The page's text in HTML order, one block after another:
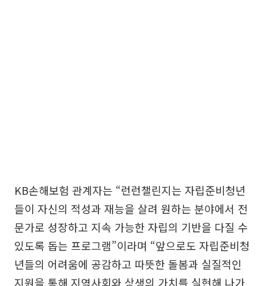
KB손해보험 관계자는 “런런챌린지는 자립준비청년
들이 자신의 적성과 재능을 살려 원하는 분야에서 전
문가로 성장하고 지속 가능한 자립의 기반을 다질 수
있도록 돕는 프로그램”이라며 “앞으로도 자립준비청
년들의 어려움에 공감하고 따뜻한 돌봄과 실질적인
지원을 통해 지역사회와 상생의 가치를 실현해 나가